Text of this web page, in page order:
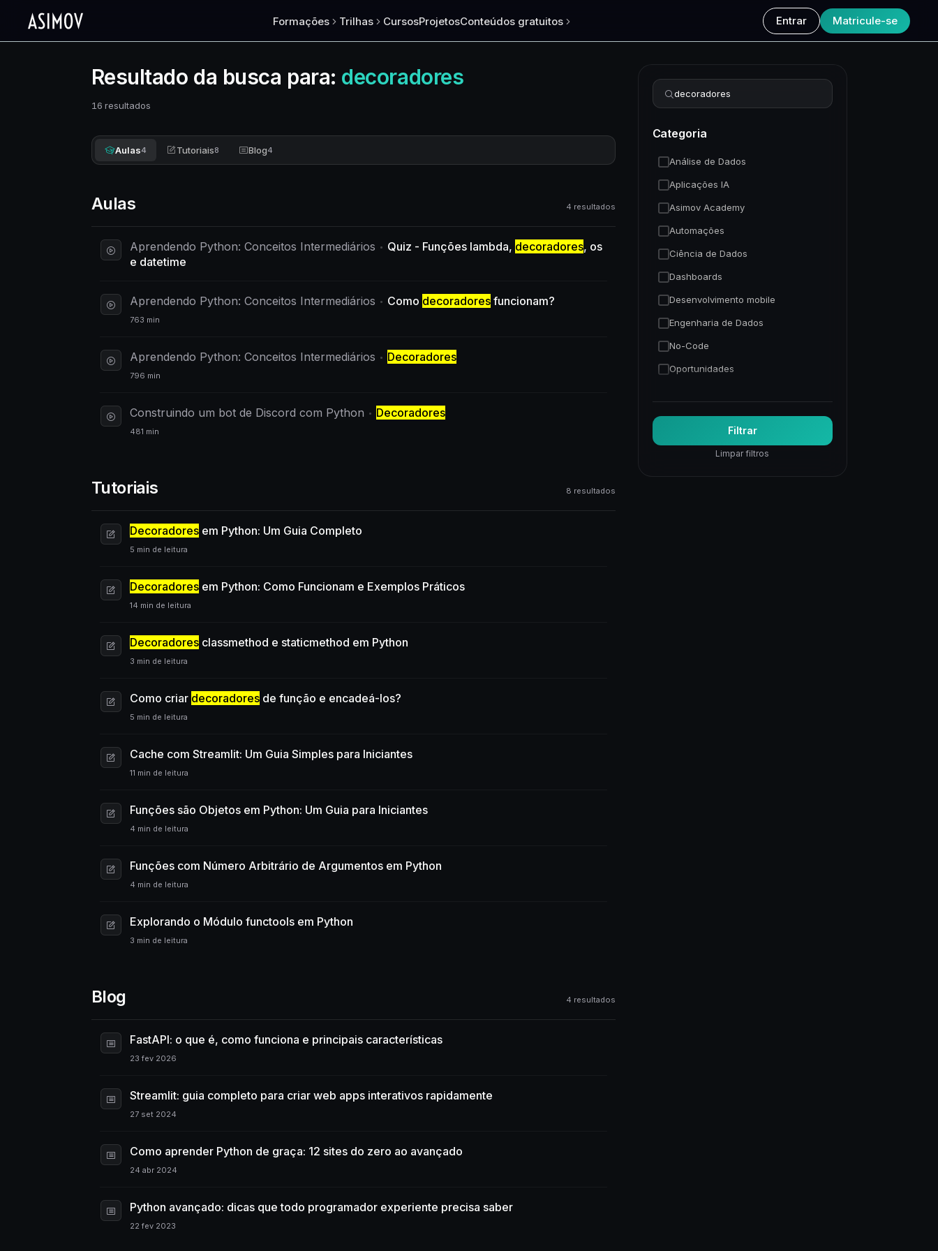
Formações Trilhas CursosProjetosConteúdos gratuitos Entrar Matricule-se
Resultado da busca para: decoradores
16 resultados
Aulas4 Tutoriais8 Blog4
Aulas 4 resultados
Aprendendo Python: Conceitos Intermediários Quiz - Funções lambda, decoradores, os
e datetime
Aprendendo Python: Conceitos Intermediários Como decoradoresfuncionam?
763 min
Aprendendo Python: Conceitos Intermediários Decoradores
796 min
Construindo um bot de Discord com Python Decoradores
481 min
Tutoriais 8 resultados
Decoradoresem Python: Um Guia Completo
5 min de leitura
Decoradoresem Python: Como Funcionam e Exemplos Práticos
14 min de leitura
Decoradoresclassmethod e staticmethod em Python
3 min de leitura
Como criar decoradoresde função e encadeá-los?
5 min de leitura
Cache com Streamlit: Um Guia Simples para Iniciantes
11 min de leitura
Funções são Objetos em Python: Um Guia para Iniciantes
4 min de leitura
Funções com Número Arbitrário de Argumentos em Python
4 min de leitura
Explorando o Módulo functools em Python
3 min de leitura
Blog 4 resultados
FastAPI: o que é, como funciona e principais características
23 fev 2026
Streamlit: guia completo para criar web apps interativos rapidamente
27 set 2024
Como aprender Python de graça: 12 sites do zero ao avançado
24 abr 2024
Python avançado: dicas que todo programador experiente precisa saber
22 fev 2023
Refinar busca
Categoria
Análise de Dados
Aplicações IA
Asimov Academy
Automações
Ciência de Dados
Dashboards
Desenvolvimento mobile
Engenharia de Dados
No-Code
Oportunidades
Trading Quantitativo
Visão Computacional
Visualização de Dados
Filtrar
Limpar filtros